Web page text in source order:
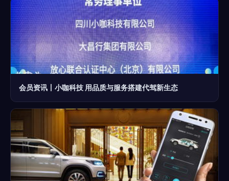
会员资讯丨小咖科技 用品质与服务搭建代驾新生态